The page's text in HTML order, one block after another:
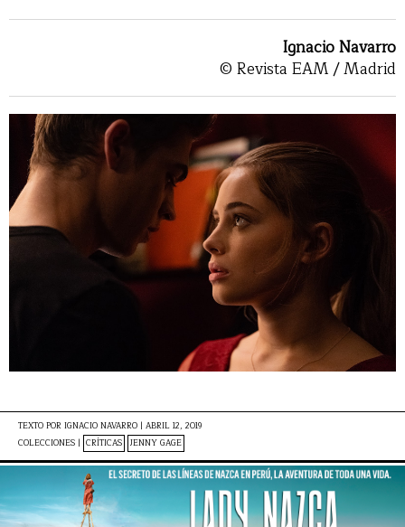
Ignacio Navarro
© Revista EAM / Madrid
TEXTO POR IGNACIO NAVARRO | ABRIL 12, 2019
COLECCIONES | CRÍTICAS JENNY GAGE